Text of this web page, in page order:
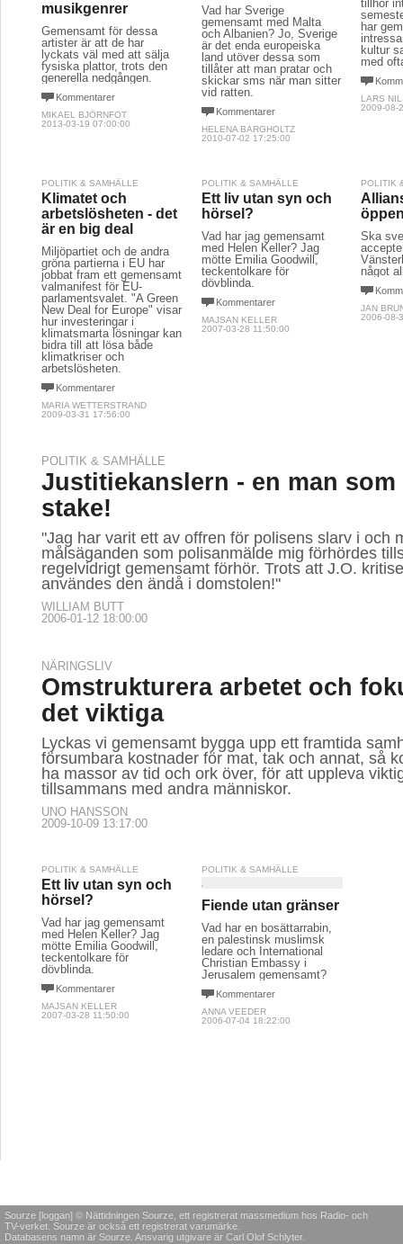
musikgenrer
Gemensamt för dessa
artister är att de har
lyckats väl med att sälja
fysiska plattor, trots den
generella nedgången.
Kommentarer
MIKAEL BJÖRNFOT
2013-03-19 07:00:00
Vad har Sverige
gemensamt med Malta
och Albanien? Jo, Sverige
är det enda europeiska
land utöver dessa som
tillåter att man pratar och
skickar sms när man sitter
vid ratten.
Kommentarer
HELENA BARGHOLTZ
2010-07-02 17:25:00
tillhör
har
kultur
med
LARS
2009-08-
POLITIK & SAMHÄLLE
Klimatet och
arbetslösheten - det
är en big deal
Miljöpartiet och de andra
gröna partierna i EU har
jobbat fram ett gemensamt
valmanifest för EU-
parlamentsvalet. "A Green
New Deal for Europe" visar
hur investeringar i
klimatsmarta lösningar kan
bidra till att lösa både
klimatkriser och
arbetslösheten.
Kommentarer
MARIA WETTERSTRAND
2009-03-31 17:56:00
POLITIK & SAMHÄLLE
Ett liv utan syn och
hörsel?
Vad har jag gemensamt
med Helen Keller? Jag
mötte Emilia Goodwill,
teckentolkare för
dövblinda.
Kommentarer
MAJSAN KELLER
2007-03-28 11:50:00
POLITIK
Ska
något
JAN
2006-08-
POLITIK & SAMHÄLLE
Justitiekanslern - en man som
stake!
"Jag har varit ett av offren för polisens slarv i och
målsäganden som polisanmälde mig förhördes
regelvidrigt gemensamt förhör. Trots att J.O.
användes den ändå i domstolen!"
WILLIAM BUTT
2006-01-12 18:00:00
NÄRINGSLIV
Omstrukturera arbetet och
det viktiga
Lyckas vi gemensamt bygga upp ett framtida
försumbara kostnader för mat, tak och annat, så
ha massor av tid och ork över, för att uppleva
tillsammans med andra människor.
UNO HANSSON
2009-10-09 13:17:00
POLITIK & SAMHÄLLE
Ett liv utan syn och
hörsel?
Vad har jag gemensamt
med Helen Keller? Jag
mötte Emilia Goodwill,
teckentolkare för
dövblinda.
Kommentarer
MAJSAN KELLER
2007-03-28 11:50:00
POLITIK & SAMHÄLLE
Fiende utan gränser
Vad har en bosättarrabin,
en palestinsk muslimsk
ledare och International
Christian Embassy i
Jerusalem gemensamt?
Kommentarer
ANNA VEEDER
2006-07-04 18:22:00
Sourze [loggan] © Nättidningen Sourze, ett registrerat massmedium hos Radio- och
TV-verket. Sourze är också ett registrerat varumärke.
Databasens namn är Sourze. Ansvarig utgivare är Carl Olof Schlyter.